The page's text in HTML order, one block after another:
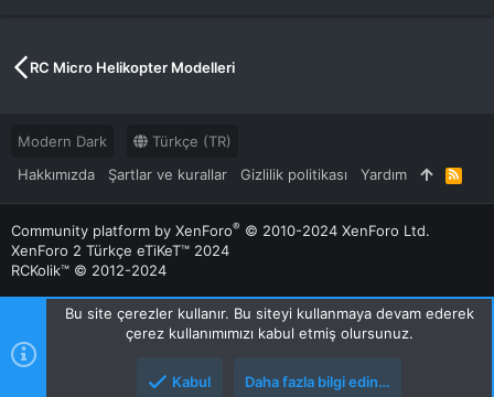
RC Micro Helikopter Modelleri
Modern Dark
Türkçe (TR)
Hakkımızda
Şartlar ve kurallar Gizlilik politikası Yardım
R
S
S
Community platform by XenForo® © 2010-2024 XenForo Ltd.
XenForo 2 Türkçe eTiKeT™ 2024
RCKolik™ © 2012-2024
Bu site çerezler kullanır. Bu siteyi kullanmaya devam ederek
çerez kullanımımızı kabul etmiş olursunuz.
Kabul Daha fazla bilgi edin…